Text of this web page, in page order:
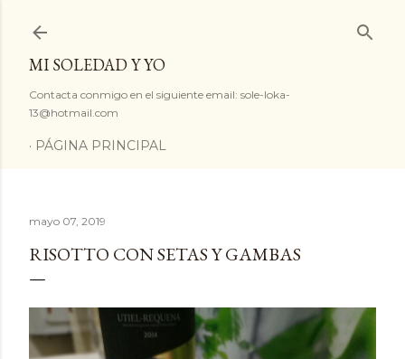
MI SOLEDAD Y YO
Contacta conmigo en el siguiente email: sole-loka-
13@hotmail.com
PÁGINA PRINCIPAL
mayo 07, 2019
RISOTTO CON SETAS Y GAMBAS